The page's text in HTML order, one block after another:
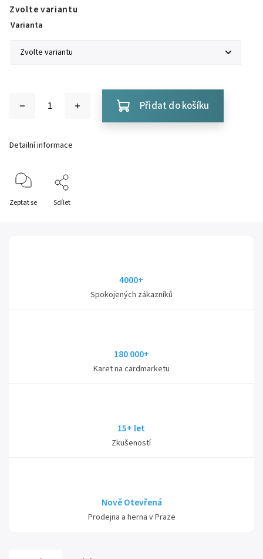
Zvolte variantu
Varianta
Přidat do košíku
Detailní informace
Zeptat se Sdílet
4000+
Spokojených zákazníků
180 000+
Karet na cardmarketu
15+ let
Zkušeností
Nově Otevřená
Prodejna a herna v Praze